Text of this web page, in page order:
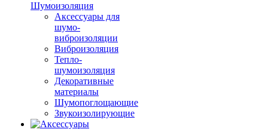
Шумоизоляция
Аксессуары для
шумо-
виброизоляции
Виброизоляция
Тепло-
шумоизоляция
Декоративные
материалы
Шумопоглощающие
Звукоизолирующие